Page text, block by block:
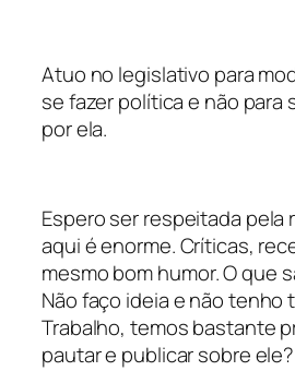
Atuo no legislativo para
se fazer política e não para
por ela.
Espero ser respeitada pela
aqui é enorme. Críticas,
mesmo bom humor. O que
Não faço ideia e não tenho
Trabalho, temos bastante
pautar e publicar sobre ele?